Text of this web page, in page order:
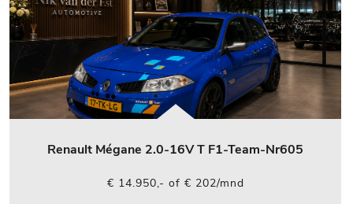
Renault Mégane 2.0-16V T F1-Team-Nr605
€ 14.950,- of € 202/mnd